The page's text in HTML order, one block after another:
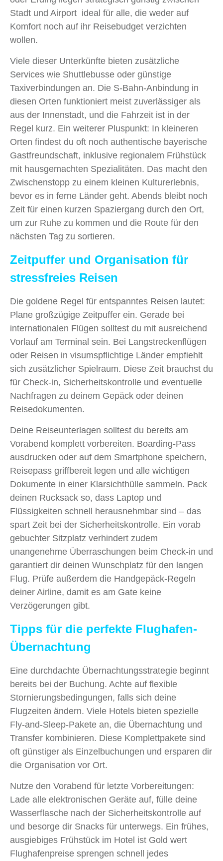
Stadt und Airport ideal für alle, die weder auf
Komfort noch auf ihr Reisebudget verzichten
wollen.
Viele dieser Unterkünfte bieten zusätzliche
Services wie Shuttlebusse oder günstige
Taxiverbindungen an. Die S-Bahn-Anbindung in
diesen Orten funktioniert meist zuverlässiger als
aus der Innenstadt, und die Fahrzeit ist in der
Regel kurz. Ein weiterer Pluspunkt: In kleineren
Orten findest du oft noch authentische bayerische
Gastfreundschaft, inklusive regionalem Frühstück
mit hausgemachten Spezialitäten. Das macht den
Zwischenstopp zu einem kleinen Kulturerlebnis,
bevor es in ferne Länder geht. Abends bleibt noch
Zeit für einen kurzen Spaziergang durch den Ort,
um zur Ruhe zu kommen und die Route für den
nächsten Tag zu sortieren.
Zeitpuffer und Organisation für
stressfreies Reisen
Die goldene Regel für entspanntes Reisen lautet:
Plane großzügige Zeitpuffer ein. Gerade bei
internationalen Flügen solltest du mit ausreichend
Vorlauf am Terminal sein. Bei Langstreckenflügen
oder Reisen in visumspflichtige Länder empfiehlt
sich zusätzlicher Spielraum. Diese Zeit brauchst du
für Check-in, Sicherheitskontrolle und eventuelle
Nachfragen zu deinem Gepäck oder deinen
Reisedokumenten.
Deine Reiseunterlagen solltest du bereits am
Vorabend komplett vorbereiten. Boarding-Pass
ausdrucken oder auf dem Smartphone speichern,
Reisepass griffbereit legen und alle wichtigen
Dokumente in einer Klarsichthülle sammeln. Pack
deinen Rucksack so, dass Laptop und
Flüssigkeiten schnell herausnehmbar sind – das
spart Zeit bei der Sicherheitskontrolle. Ein vorab
gebuchter Sitzplatz verhindert zudem
unangenehme Überraschungen beim Check-in und
garantiert dir deinen Wunschplatz für den langen
Flug. Prüfe außerdem die Handgepäck-Regeln
deiner Airline, damit es am Gate keine
Verzögerungen gibt.
Tipps für die perfekte Flughafen-
Übernachtung
Eine durchdachte Übernachtungsstrategie beginnt
bereits bei der Buchung. Achte auf flexible
Stornierungsbedingungen, falls sich deine
Flugzeiten ändern. Viele Hotels bieten spezielle
Fly-and-Sleep-Pakete an, die Übernachtung und
Transfer kombinieren. Diese Komplettpakete sind
oft günstiger als Einzelbuchungen und ersparen dir
die Organisation vor Ort.
Nutze den Vorabend für letzte Vorbereitungen:
Lade alle elektronischen Geräte auf, fülle deine
Wasserflasche nach der Sicherheitskontrolle auf
und besorge dir Snacks für unterwegs. Ein frühes,
ausgiebiges Frühstück im Hotel ist Gold wert
Flughafenpreise sprengen schnell jedes